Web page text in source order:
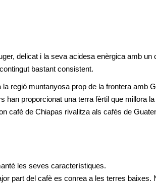
delicat i la seva acidesa enèrgica amb un
bastant consistent.
regió muntanyosa prop de la frontera amb
han proporcionat una terra fèrtil que millora la
cafè de Chiapas rivalitza als cafès de
les seves característiques.
part del cafè es conrea a les terres baixes.